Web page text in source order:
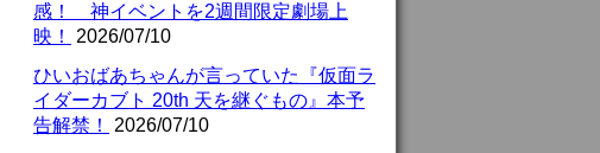
感！ 神イベントを2週間限定劇場上
映！
2026/07/10
ひいおばあちゃんが言っていた『仮面ラ
イダーカブト 20th 天を継ぐもの』本予
告解禁！
2026/07/10